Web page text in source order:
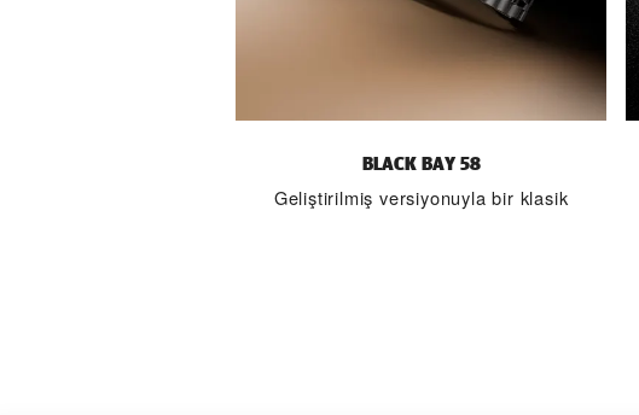
BLACK BAY 58
Geliştirilmiş versiyonuyla bir klasik